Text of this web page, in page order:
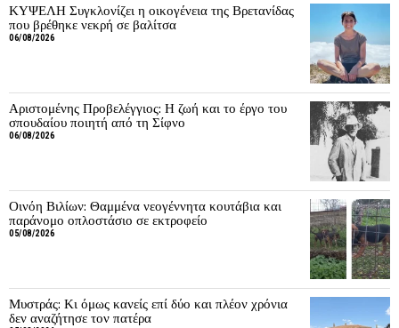
ΚΥΨΕΛΗ Συγκλονίζει η οικογένεια της Βρετανίδας
που βρέθηκε νεκρή σε βαλίτσα
06/08/2026
Αριστομένης Προβελέγγιος: Η ζωή και το έργο του
σπουδαίου ποιητή από τη Σίφνο
06/08/2026
Οινόη Βιλίων: Θαμμένα νεογέννητα κουτάβια και
παράνομο οπλοστάσιο σε εκτροφείο
05/08/2026
Μυστράς: Κι όμως κανείς επί δύο και πλέον χρόνια
δεν αναζήτησε τον πατέρα